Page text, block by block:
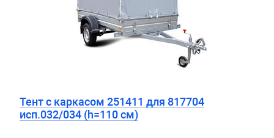
Тент с каркасом 251411 для 817704
исп.032/034 (h=110 см)